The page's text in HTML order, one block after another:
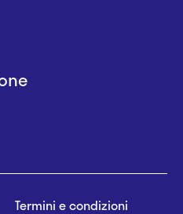
Termini e condizioni